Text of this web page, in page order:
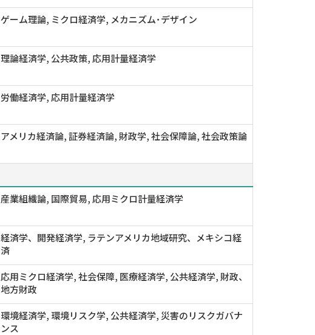
ゲーム理論, ミクロ経済学, メカニズム･デザイン
理論経済学, 公共政策, 応用計量経済学
労働経済学, 応用計量経済学
アメリカ経済論, 証券経済論, 財政学, 社会保障論, 社会政策論
産業組織論, 国際貿易, 応用ミクロ計量経済学
経済学、開発経済学, ラテンアメリカ地域研究、メキシコ経
済
応用ミクロ経済学, 社会保障, 医療経済学, 公共経済学, 財政、
地方財政
環境経済学, 環境リスク学, 公共経済学, 災害のリスクガバナ
ンス